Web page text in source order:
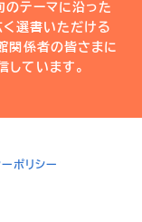
のテーマに沿った
く選書いただける
関係者の皆さまに
ています。
ポリシー